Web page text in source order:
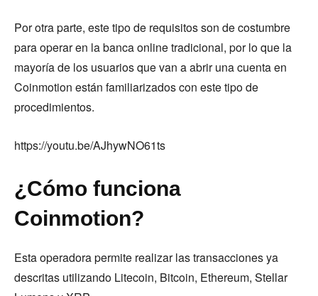
Por otra parte, este tipo de requisitos son de costumbre
para operar en la banca online tradicional, por lo que la
mayoría de los usuarios que van a abrir una cuenta en
Coinmotion están familiarizados con este tipo de
procedimientos.
https://youtu.be/AJhywNO61ts
¿Cómo funciona
Coinmotion?
Esta operadora permite realizar las transacciones ya
descritas utilizando Litecoin, Bitcoin, Ethereum, Stellar